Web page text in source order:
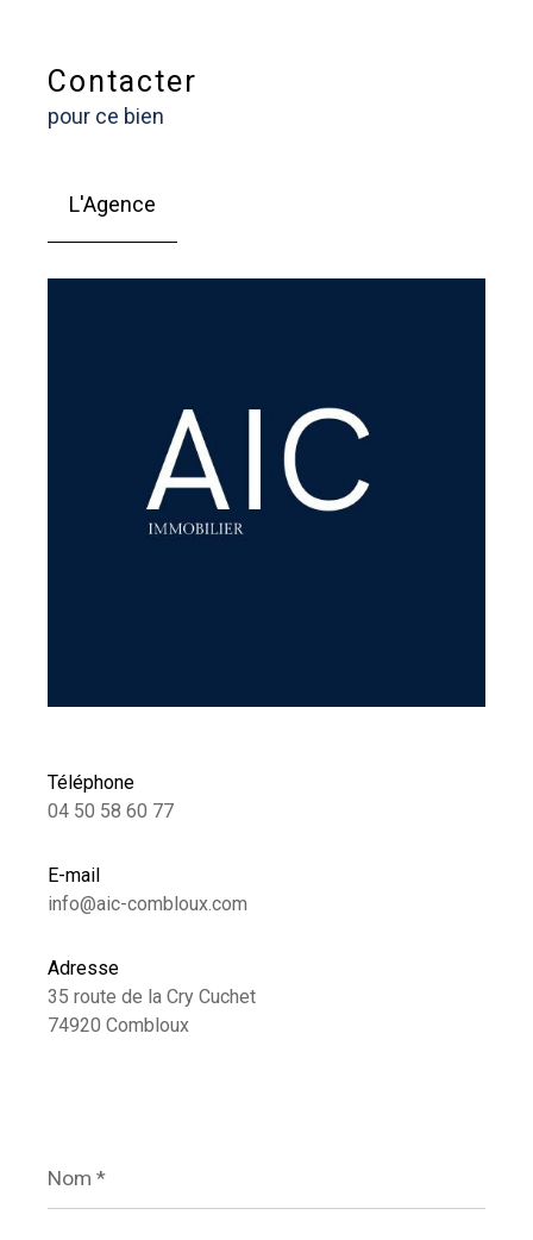
Contacter
pour ce bien
L'Agence
Téléphone
04 50 58 60 77
E-mail
info@aic-combloux.com
Adresse
35 route de la Cry Cuchet
74920 Combloux
*